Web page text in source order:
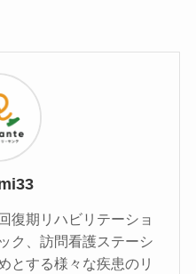
復期リハビリテーショ
ク、訪問看護ステーシ
とする様々な疾患のリ